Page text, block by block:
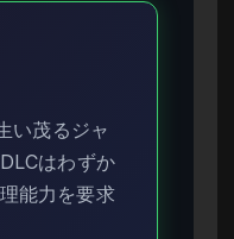
茂るジャ
はわずか
能力を要求